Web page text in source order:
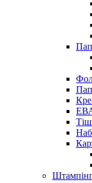
ЕВА